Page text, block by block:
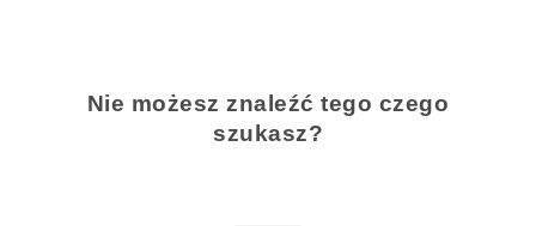
Nie możesz znaleźć tego czego
szukasz?